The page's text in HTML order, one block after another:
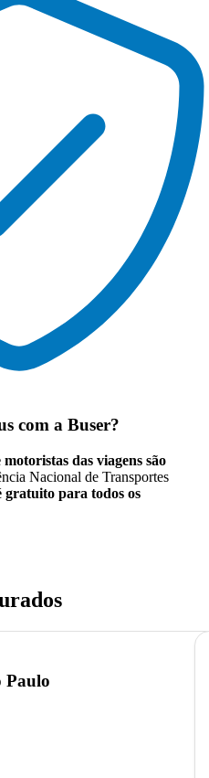
com a Buser?
motoristas das viagens são
Nacional de Transportes
gratuito para todos os
Paulo